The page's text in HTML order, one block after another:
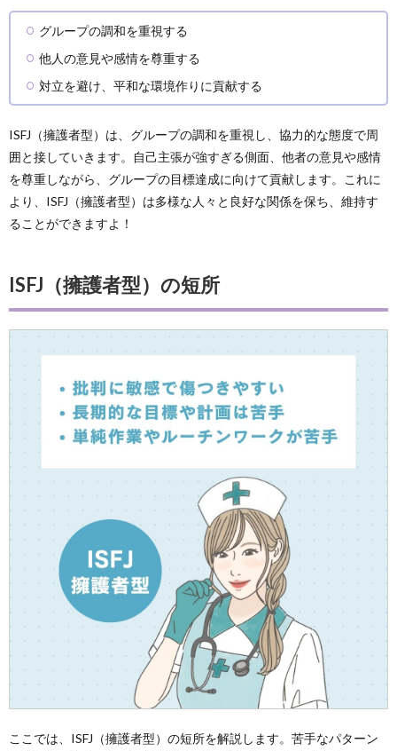
グループの調和を重視する
他人の意見や感情を尊重する
対立を避け、平和な環境作りに貢献する
ISFJ（擁護者型）は、グループの調和を重視し、協力的な態度で周
囲と接していきます。自己主張が強すぎる側面、他者の意見や感情
を尊重しながら、グループの目標達成に向けて貢献します。これに
より、ISFJ（擁護者型）は多様な人々と良好な関係を保ち、維持す
ることができますよ！
ISFJ（擁護者型）の短所
ここでは、ISFJ（擁護者型）の短所を解説します。苦手なパターン